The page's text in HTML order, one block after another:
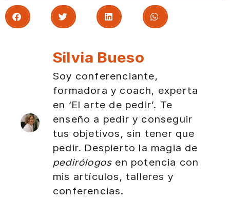
Silvia Bueso
Soy conferenciante,
formadora y coach, experta
en ‘El arte de pedir’. Te
enseño a pedir y conseguir
tus objetivos, sin tener que
pedir. Despierto la magia de
pedirólogos en potencia con
mis artículos, talleres y
conferencias.